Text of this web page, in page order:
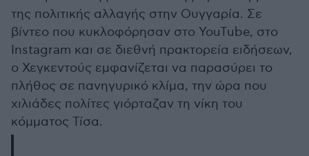
της πολιτικής αλλαγής στην Ουγγαρία. Σε
βίντεο που κυκλοφόρησαν στο YouTube, στο
Instagram και σε διεθνή πρακτορεία ειδήσεων,
ο Χεγκεντούς εμφανίζεται να παρασύρει το
πλήθος σε πανηγυρικό κλίμα, την ώρα που
χιλιάδες πολίτες γιόρταζαν τη νίκη του
κόμματος Τίσα.